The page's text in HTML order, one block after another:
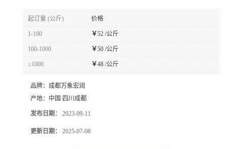
起订量 (公斤) 价格
1-100 ￥52 /公斤
100-1000 ￥50 /公斤
≥1000 ￥48 /公斤
品牌： 成都万象宏润
产地： 中国 四川成都
发布日期： 2023-09-11
更新日期： 2025-07-08